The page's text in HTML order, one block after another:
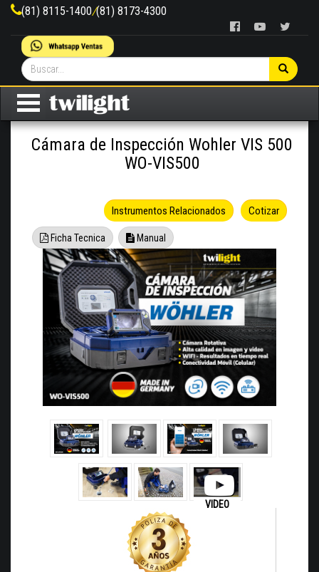
(81) 8115-1400/(81) 8173-4300
Cámara de Inspección Wohler VIS 500
WO-VIS500
Cotizar
Instrumentos Relacionados
Ficha Tecnica Manual
VIDEO